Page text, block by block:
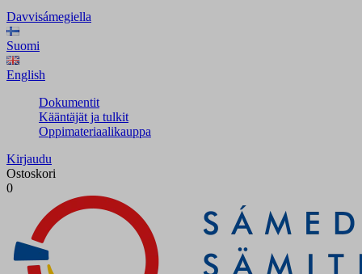
Davvisámegiella
Suomi
English
Dokumentit
Kääntäjät ja tulkit
Oppimateriaalikauppa
Kirjaudu
Ostoskori
0